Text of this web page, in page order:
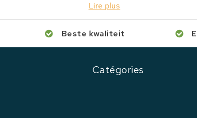
Lire plus
Beste kwaliteit
Catégories